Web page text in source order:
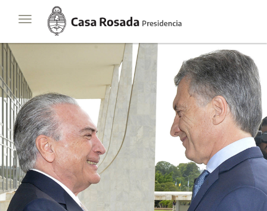
Toggle
navigation
Casa
Rosada
Presidencia
de
Presidencia Contacto Suscribite